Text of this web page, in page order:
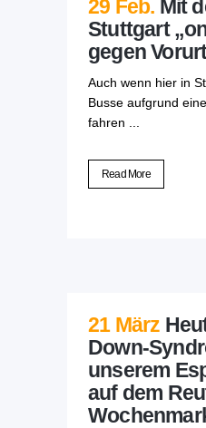
29 Feb. Mit
Stuttgart
gegen
Auch wenn hier in
Busse aufgrund
fahren ...
Read More
21 März
Down-
unserem
auf dem